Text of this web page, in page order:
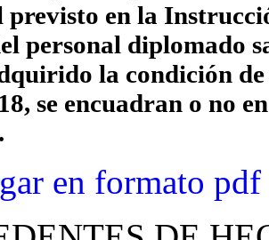
previsto en la
personal diplomado
la condición
se encuadran o no
en formato pdf